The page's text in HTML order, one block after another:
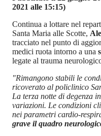
2021 alle 15:15)
Continua a lottare nel
Santa Maria alle Scotte,
tracciato nel punto di
medici ruota intorno a una
legate al trauma
"Rimangono stabili le
ricoverato al policlinico
La terza notte di degenza
variazioni. Le condizioni
nei parametri cardio-
grave il quadro